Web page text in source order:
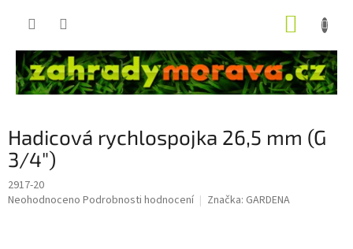
Hadicová rychlospojka 26,5 mm (G
3/4")
2917-20
Průměrné
Neohodnoceno Podrobnosti hodnocení Značka: GARDENA